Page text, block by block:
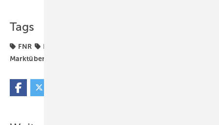
Tags
FNR Holz-Heizung
Marktübersicht